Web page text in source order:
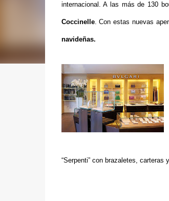
internacional. A las más de 130
Coccinelle. Con estas nuevas
navideñas.
“Serpenti” con brazaletes,